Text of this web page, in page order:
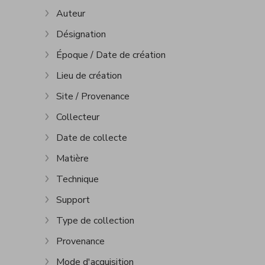
Afficher plus
Auteur
Afficher plus
Désignation
Afficher plus
Époque / Date de création
Afficher plus
Lieu de création
Afficher plus
Site / Provenance
Afficher plus
Collecteur
Afficher plus
Date de collecte
Afficher plus
Matière
Afficher plus
Technique
Afficher plus
Support
Afficher plus
Type de collection
Afficher plus
Provenance
Mode d'acquisition